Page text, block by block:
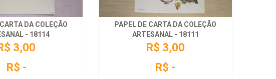
DA COLEÇÃO
- 18114
3,00
R$ -
PAPEL DE CARTA DA COLEÇÃO
ARTESANAL - 18111
R$ 3,00
R$ -